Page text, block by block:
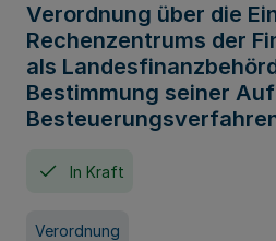
Verordnung über die
Rechenzentrums der
als
Bestimmung seiner
In Kraft
Verordnung